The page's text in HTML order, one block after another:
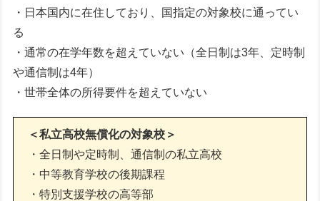
・日本国内に在住しており、国指定の対象校に通ってい
る
・通常の在学年数を超えていない（全日制は3年、定時制
や通信制は4年）
・世帯全体の所得要件を超えていない
＜私立高校無償化の対象校＞
・全日制や定時制、通信制の私立高校
・中等教育学校の後期課程
・特別支援学校の高等部